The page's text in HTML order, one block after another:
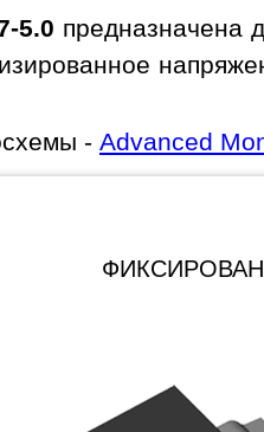
5.0 предназначена
- Advanced